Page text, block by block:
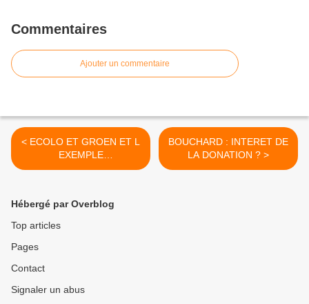
Commentaires
Ajouter un commentaire
< ECOLO ET GROEN ET L
EXEMPLE
METROPOLITAIN (1)
BOUCHARD : INTERET DE
LA DONATION ? >
Hébergé par Overblog
Top articles
Pages
Contact
Signaler un abus